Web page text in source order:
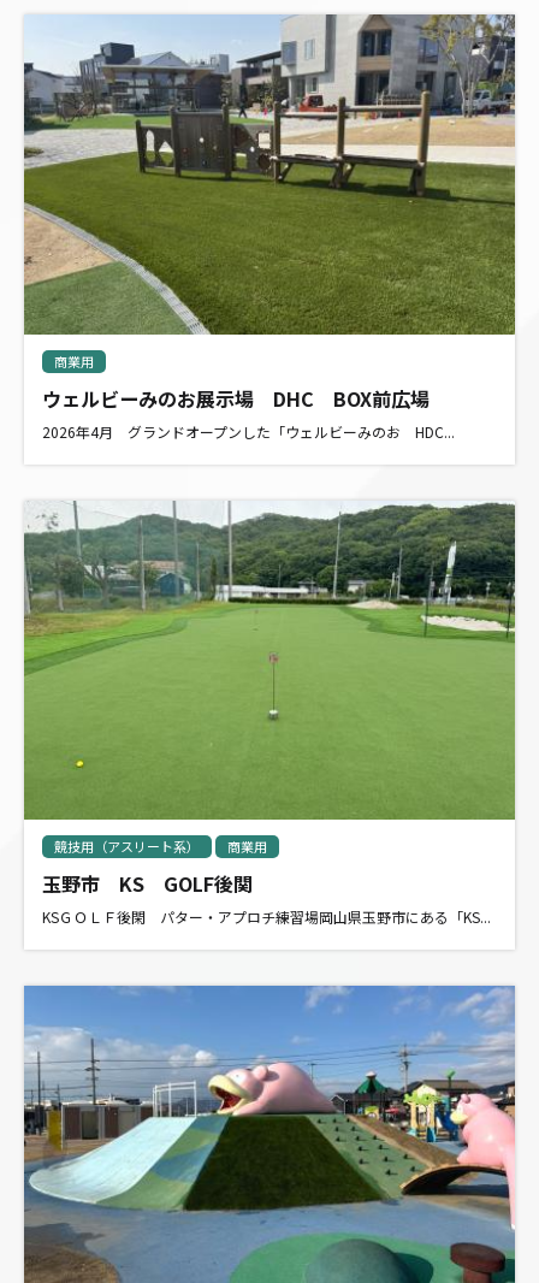
商業用
ウェルビーみのお展示場 DHC BOX前広場
2026年4月 グランドオープンした「ウェルビーみのお HDC...
競技用（アスリート系） 商業用
玉野市 KS GOLF後関
KSＧＯＬＦ後閑 パター・アプロチ練習場岡山県玉野市にある「KS...